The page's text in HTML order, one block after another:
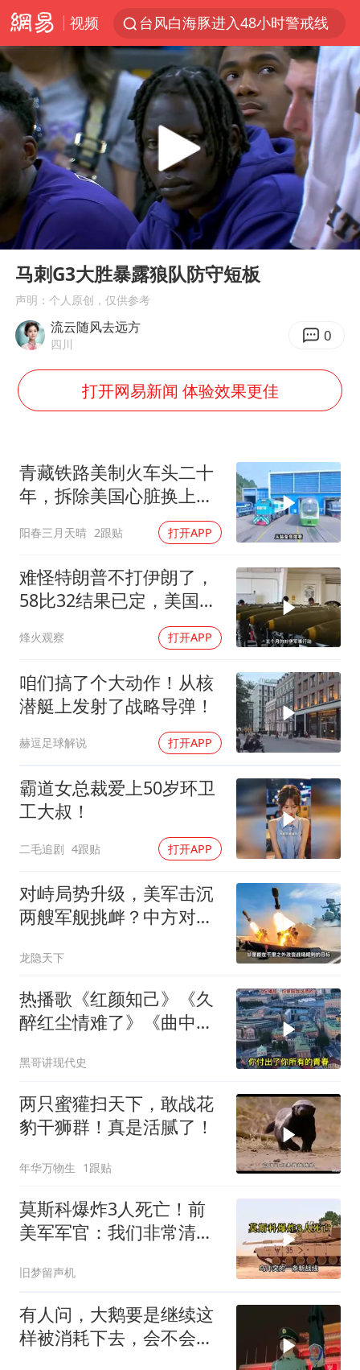
视频
台风白海豚进入48小时警戒线
中方回应是否在太平洋海底开采稀土
台风白海豚影响中国已成定局
佛得角门将亮相智利俱乐部主场
U17国足1分钟轰2球
宇树科技发行价格150.80元/股
五粮液渠道价一箱上涨近百元
法国下周开始禁止未经同意的电话营销
“深圳地面沉降致车辆损坏”不实
24小时不关空调 电费会更低吗
把党建设得更加坚强有力
郑国霖回应去景区上班被保安拦下
奋进开新局 实干挑大梁
Play
00:00 03:10
马刺G3大胜暴露狼队防守短板
声明：个人原创，仅供参考
流云随风去远方
四川 0
打开网易新闻 体验效果更佳
青藏铁路美制火车头二十
年，拆除美国心脏换上绿
阳春三月天晴 2跟贴 打开APP
难怪特朗普不打伊朗了，
58比32结果已定，美国专
烽火观察 打开APP
咱们搞了个大动作！从核
潜艇上发射了战略导弹！
赫逗足球解说 打开APP
霸道女总裁爱上50岁环卫
工大叔！
二毛追剧 4跟贴 打开APP
对峙局势升级，美军击沉
两艘军舰挑衅？中方对美
龙隐天下
热播歌《红颜知己》《久
醉红尘情难了》《曲中
人》
黑哥讲现代史
两只蜜獾扫天下，敢战花
豹干狮群！真是活腻了！
年华万物生 1跟贴
莫斯科爆炸3人死亡！前
美军军官：我们非常清
旧梦留声机
有人问，大鹅要是继续这
样被消耗下去，会不会灭